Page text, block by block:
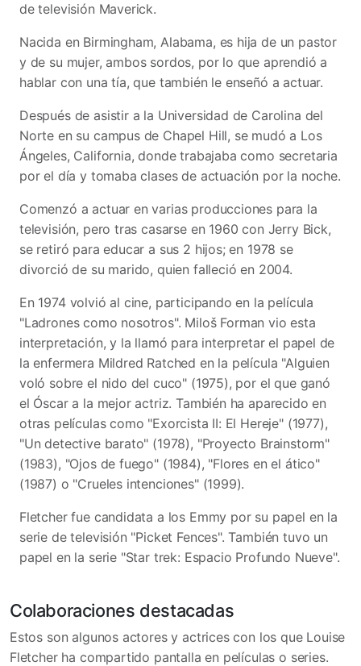
de televisión Maverick.
Nacida en Birmingham, Alabama, es hija de un pastor
y de su mujer, ambos sordos, por lo que aprendió a
hablar con una tía, que también le enseñó a actuar.
Después de asistir a la Universidad de Carolina del
Norte en su campus de Chapel Hill, se mudó a Los
Ángeles, California, donde trabajaba como secretaria
por el día y tomaba clases de actuación por la noche.
Comenzó a actuar en varias producciones para la
televisión, pero tras casarse en 1960 con Jerry Bick,
se retiró para educar a sus 2 hijos; en 1978 se
divorció de su marido, quien falleció en 2004.
En 1974 volvió al cine, participando en la película
"Ladrones como nosotros". Miloš Forman vio esta
interpretación, y la llamó para interpretar el papel de
la enfermera Mildred Ratched en la película "Alguien
voló sobre el nido del cuco" (1975), por el que ganó
el Óscar a la mejor actriz. También ha aparecido en
otras películas como "Exorcista II: El Hereje" (1977),
"Un detective barato" (1978), "Proyecto Brainstorm"
(1983), "Ojos de fuego" (1984), "Flores en el ático"
(1987) o "Crueles intenciones" (1999).
Fletcher fue candidata a los Emmy por su papel en la
serie de televisión "Picket Fences". También tuvo un
papel en la serie "Star trek: Espacio Profundo Nueve".
Colaboraciones destacadas
Estos son algunos actores y actrices con los que Louise
Fletcher ha compartido pantalla en películas o series.